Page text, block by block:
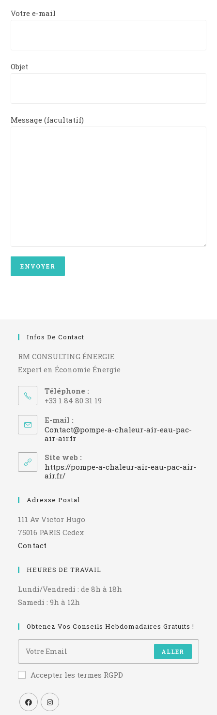
Votre e-mail
Objet
Message (facultatif)
Infos De Contact
RM CONSULTING ÉNERGIE
Expert en Économie Énergie
Téléphone :
+33 1 84 80 31 19
E-mail :
Contact@pompe-a-chaleur-air-eau-pac-
air-air.frS’ouvre
votre
application
Site web :
https://pompe-a-chaleur-air-eau-pac-air-
air.fr/
Adresse Postal
111 Av Victor Hugo
75016 PARIS Cedex
Contact
HEURES DE TRAVAIL
Lundi/Vendredi : de 8h à 18h
Samedi : 9h à 12h
Obtenez Vos Conseils Hebdomadaires Gratuits !
ALLER
Accepter les termes RGPD